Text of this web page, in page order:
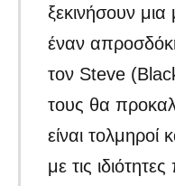
ξεκινήσουν
έναν
τον Steve
τους θα
είναι
με τις